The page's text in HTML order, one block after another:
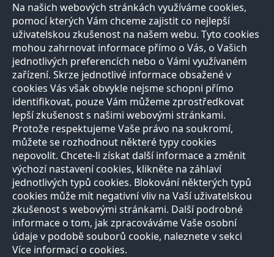
Na našich webových stránkách využíváme cookies,
pomocí kterých Vám chceme zajistit co nejlepší
uživatelskou zkušenost na našem webu. Tyto cookies
mohou zahrnovat informace přímo o Vás, o Vašich
jednotlivých preferencích nebo o Vámi využívaném
zařízení. Skrze jednotlivé informace obsažené v
cookies Vás však obvykle nejsme schopni přímo
identifikovat, pouze Vám můžeme zprostředkovat
lepší zkušenost s našimi webovými stránkami.
Protože respektujeme Vaše právo na soukromí,
můžete se rozhodnout některé typy cookies
nepovolit. Chcete-li získat další informace a změnit
výchozí nastavení cookies, klikněte na záhlaví
jednotlivých typů cookies. Blokování některých typů
cookies může mít negativní vliv na Vaší uživatelskou
zkušenost s webovými stránkami. Další podrobné
informace o tom, jak zpracováváme Vaše osobní
údaje v podobě souborů cookie, naleznete v sekci
Více informací o cookies.